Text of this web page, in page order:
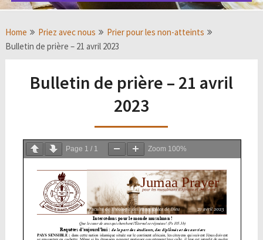
Home Priez avec nous
Prier pour les non-atteints
Bulletin de prière – 21 avril 2023
Bulletin de prière – 21 avril
2023
Page 1 / 1 Zoom 100%